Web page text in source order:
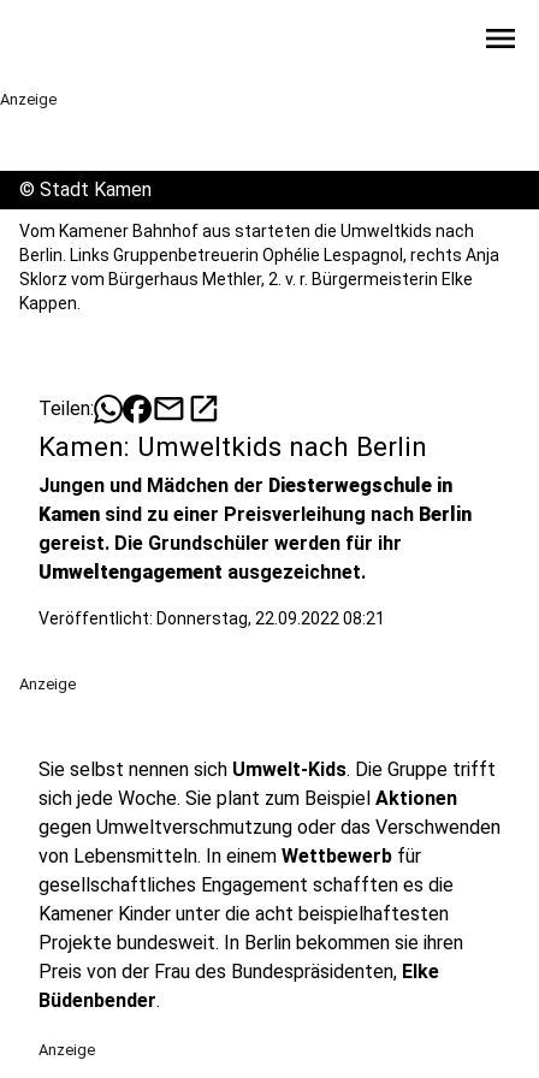
menu
Anzeige
© Stadt Kamen
Vom Kamener Bahnhof aus starteten die Umweltkids nach
Berlin. Links Gruppenbetreuerin Ophélie Lespagnol, rechts Anja
Sklorz vom Bürgerhaus Methler, 2. v. r. Bürgermeisterin Elke
Kappen.
Teilen: mailopen_in_new
Kamen: Umweltkids nach Berlin
Jungen und Mädchen der Diesterwegschule in
Kamen sind zu einer Preisverleihung nach Berlin
gereist. Die Grundschüler werden für ihr
Umweltengagement ausgezeichnet.
Veröffentlicht: Donnerstag, 22.09.2022 08:21
Anzeige
Sie selbst nennen sich Umwelt-Kids. Die Gruppe trifft
sich jede Woche. Sie plant zum Beispiel Aktionen
gegen Umweltverschmutzung oder das Verschwenden
von Lebensmitteln. In einem Wettbewerb für
gesellschaftliches Engagement schafften es die
Kamener Kinder unter die acht beispielhaftesten
Projekte bundesweit. In Berlin bekommen sie ihren
Preis von der Frau des Bundespräsidenten, Elke
Büdenbender.
Anzeige